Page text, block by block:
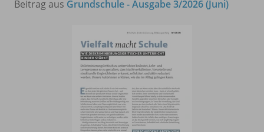
Beitrag aus Grundschule - Ausgabe 3/2026 (Juni)